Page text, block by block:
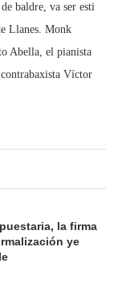
baldre, va ser esti
Llanes. Monk
Abella, el pianista
Víctor
la firma
ye